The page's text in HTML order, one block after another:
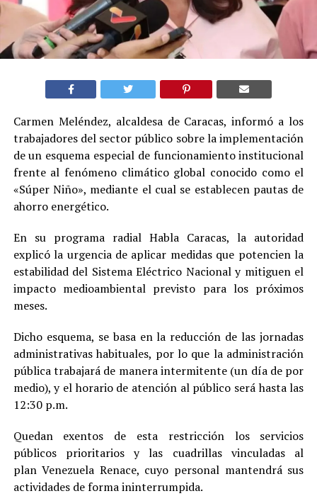
Carmen Meléndez, alcaldesa de Caracas, informó a los
trabajadores del sector público sobre la implementación
de un esquema especial de funcionamiento institucional
frente al fenómeno climático global conocido como el
«Súper Niño», mediante el cual se establecen pautas de
ahorro energético.
En su programa radial Habla Caracas, la autoridad
explicó la urgencia de aplicar medidas que potencien la
estabilidad del Sistema Eléctrico Nacional y mitiguen el
impacto medioambiental previsto para los próximos
meses.
Dicho esquema, se basa en la reducción de las jornadas
administrativas habituales, por lo que la administración
pública trabajará de manera intermitente (un día de por
medio), y el horario de atención al público será hasta las
12:30 p.m.
Quedan exentos de esta restricción los servicios
públicos prioritarios y las cuadrillas vinculadas al
plan Venezuela Renace, cuyo personal mantendrá sus
actividades de forma ininterrumpida.